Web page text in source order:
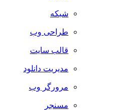
شبکه
طراحی وب
قالب سایت
مدیریت دانلود
مرورگر وب
مسنجر